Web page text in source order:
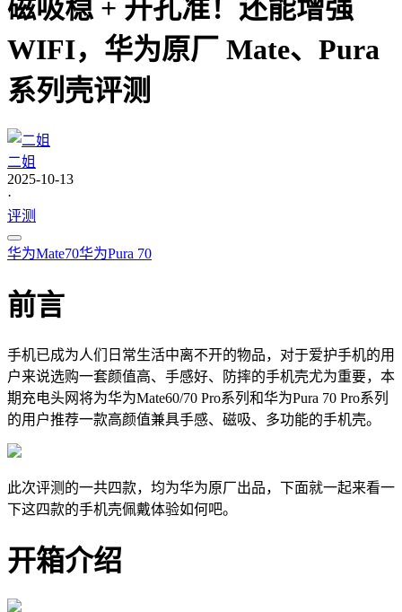
磁吸稳 + 开孔准！还能增强
WIFI，华为原厂 Mate、Pura
系列壳评测
二姐
2025-10-13
·
评测
华为Mate70华为Pura 70
前言
手机已成为人们日常生活中离不开的物品，对于爱护手机的用
户来说选购一套颜值高、手感好、防摔的手机壳尤为重要，本
期充电头网将为华为Mate60/70 Pro系列和华为Pura 70 Pro系列
的用户推荐一款高颜值兼具手感、磁吸、多功能的手机壳。
此次评测的一共四款，均为华为原厂出品，下面就一起来看一
下这四款的手机壳佩戴体验如何吧。
开箱介绍